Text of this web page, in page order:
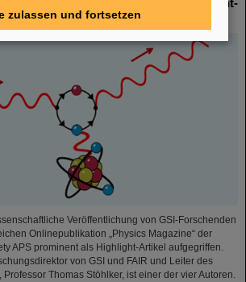
und HI-Jena-Forschung als Highlight-
Magazine veröffentlicht
Veröffentlichung von GSI-Forschenden
Onlinepublikation „Physics Magazine“ der
APS prominent als Highlight-Artikel aufgegriffen.
von GSI und FAIR und Leiter des
Professor Thomas Stöhlker, ist einer der vier Autoren.
zulassen und fortsetzen